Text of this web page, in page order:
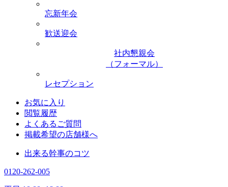
忘新年会
歓送迎会
社内懇親会
（フォーマル）
レセプション
お気に入り
閲覧履歴
よくあるご質問
掲載希望の店舗様へ
出来る幹事のコツ
0120-262-005